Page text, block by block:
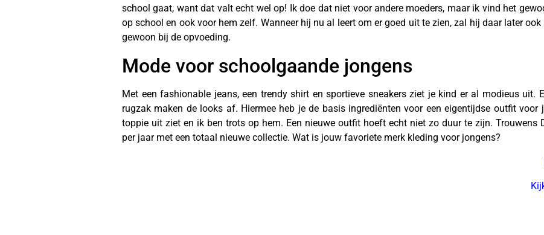
school gaat, want dat valt echt wel op! Ik doe dat niet voor andere moeders, maar ik vind het
op school en ook voor hem zelf. Wanneer hij nu al leert om er goed uit te zien, zal hij daar later
gewoon bij de opvoeding.
Mode voor schoolgaande jongens
Met een fashionable jeans, een trendy shirt en sportieve sneakers ziet je kind er al modieus uit.
rugzak maken de looks af. Hiermee heb je de basis ingrediënten voor een eigentijdse outfit
toppie uit ziet en ik ben trots op hem. Een nieuwe outfit hoeft echt niet zo duur te zijn. Trouwens
per jaar met een totaal nieuwe collectie. Wat is jouw favoriete merk kleding voor jongens?